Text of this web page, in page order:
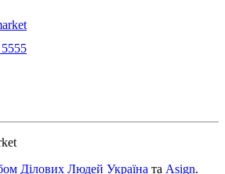
Ділових Людей Україна та Asign.